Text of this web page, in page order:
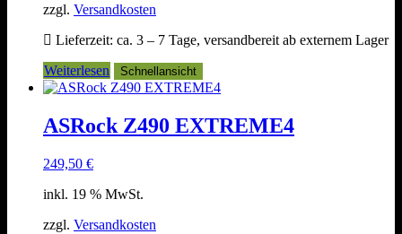
zzgl. Versandkosten
Lieferzeit: ca. 3 – 7 Tage, versandbereit ab externem Lager
Weiterlesen
Schnellansicht
ASRock Z490 EXTREME4
249,50 €
inkl. 19 % MwSt.
zzgl. Versandkosten